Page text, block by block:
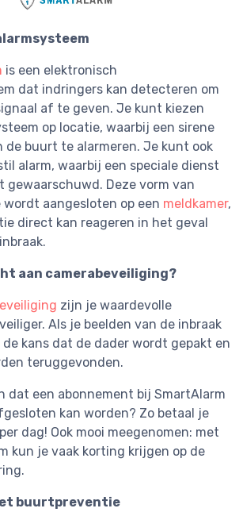
is een elektronisch
dat indringers kan detecteren om
af te geven. Je kunt kiezen
op locatie, waarbij een sirene
de buurt te alarmeren. Je kunt ook
alarm, waarbij een speciale dienst
gewaarschuwd. Deze vorm van
aangesloten op een meldkamer,
direct kan reageren in het geval
aan camerabeveiliging?
zijn je waardevolle
Als je beelden van de inbraak
kans dat de dader wordt gepakt en
teruggevonden.
dat een abonnement bij SmartAlarm
kan worden? Zo betaal je
dag! Ook mooi meegenomen: met
kun je vaak korting krijgen op de
buurtpreventie